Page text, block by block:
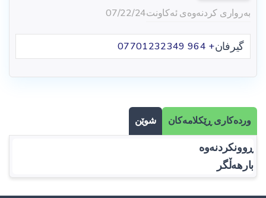
بەرواری کردنەوەی ئەکاونت07/22/24
گیرفان+ 964 07701232349
وردەکاری ڕێکلامەکان شوێن
ڕوونکردنەوە
بارهەڵگر